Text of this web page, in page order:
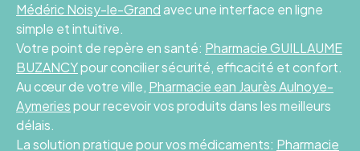
Médéric Noisy-le-Grandavec une interface en ligne
simple et intuitive.
Votre point de repère en santé: Pharmacie GUILLAUME
BUZANCYpour concilier sécurité, efficacité et confort.
Au cœur de votre ville, Pharmacie ean Jaurès Aulnoye-
Aymeriespour recevoir vos produits dans les meilleurs
délais.
La solution pratique pour vos médicaments: Pharmacie